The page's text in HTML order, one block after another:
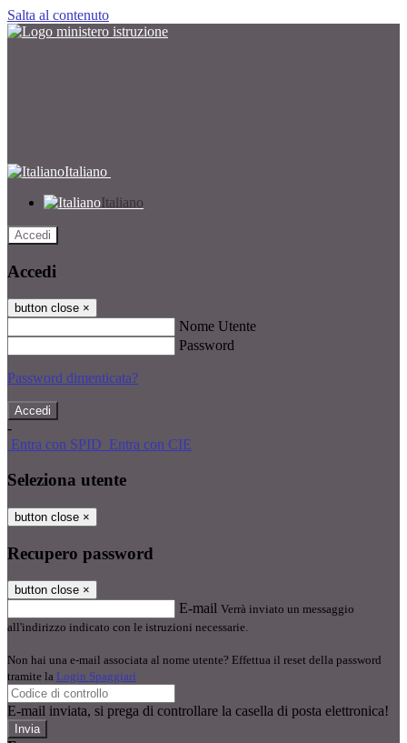
Salta al contenuto
Italiano
Italiano
Accedi
Accedi
button close ×
Nome Utente
Password
Password dimenticata?
-
Entra con SPID Entra con CIE
Seleziona utente
button close ×
Recupero password
button close ×
E-mail Verrà inviato un messaggio
all'indirizzo indicato con le istruzioni necessarie.
Non hai una e-mail associata al nome utente? Effettua il reset della password
tramite la Login Spaggiari
E-mail inviata, si prega di controllare la casella di posta elettronica!